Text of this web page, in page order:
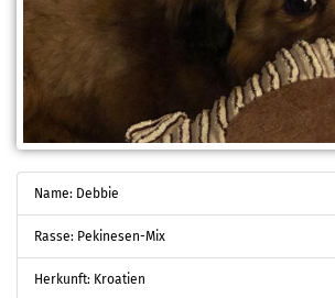
Name: Debbie
Rasse: Pekinesen-Mix
Herkunft: Kroatien